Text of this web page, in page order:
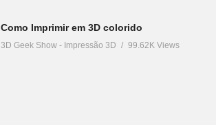
Como Imprimir em 3D colorido
3D Geek Show - Impressão 3D 99.62K Views